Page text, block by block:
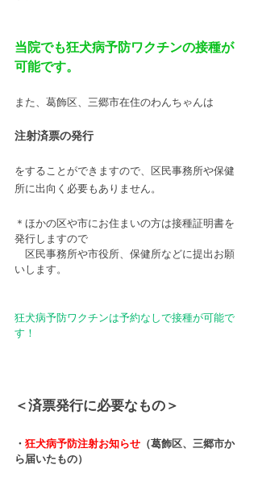
当院でも狂犬病予防ワクチンの接種が
可能です。
また、葛飾区、三郷市在住のわんちゃんは
注射済票の発行
をすることができますので、区民事務所や保健
所に出向く必要もありません。
＊ほかの区や市にお住まいの方は接種証明書を
発行しますので
区民事務所や市役所、保健所などに提出お願
いします。
狂犬病予防ワクチンは予約なしで接種が可能で
す！
＜済票発行に必要なもの＞
・ 狂犬病予防注射お知らせ （葛飾区、三郷市か
ら届いたもの）